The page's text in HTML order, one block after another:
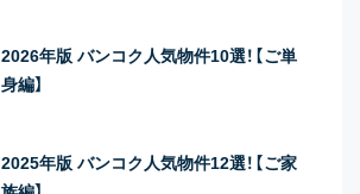
2026年版 バンコク人気物件10選！【ご単
身編】
2025年版 バンコク人気物件12選！【ご家